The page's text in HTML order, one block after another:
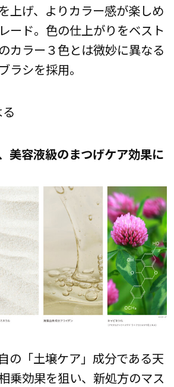
上げ、よりカラー感が楽しめ
ード。色の仕上がりをベスト
カラー３色とは微妙に異なる
ラシを採用。
美容液級のまつげケア効果に
の「土壌ケア」成分である天
乗効果を狙い、新処方のマス